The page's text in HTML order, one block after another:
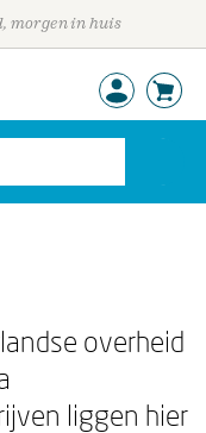
morgen in huis
overheid
liggen hier